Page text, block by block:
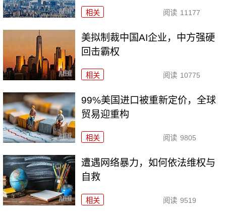
相关 阅读 11177
美拟制裁中国AI企业，中方强硬
回击霸权
相关 阅读 10775
99%美国进口被重新定价，全球
贸易迎重构
相关 阅读 9805
遭遇网络暴力，如何依法维权与
自救
相关 阅读 9519